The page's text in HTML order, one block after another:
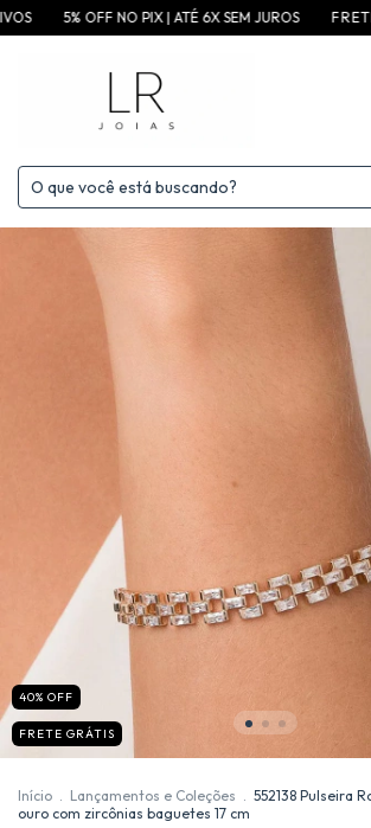
5% OFF NO PIX | ATÉ 6X SEM JUROS F R E T E
40% OFF
FRETE GRÁTIS
Início . Lançamentos e Coleções . 552138 Pulseira
ouro com zircônias baguetes 17 cm